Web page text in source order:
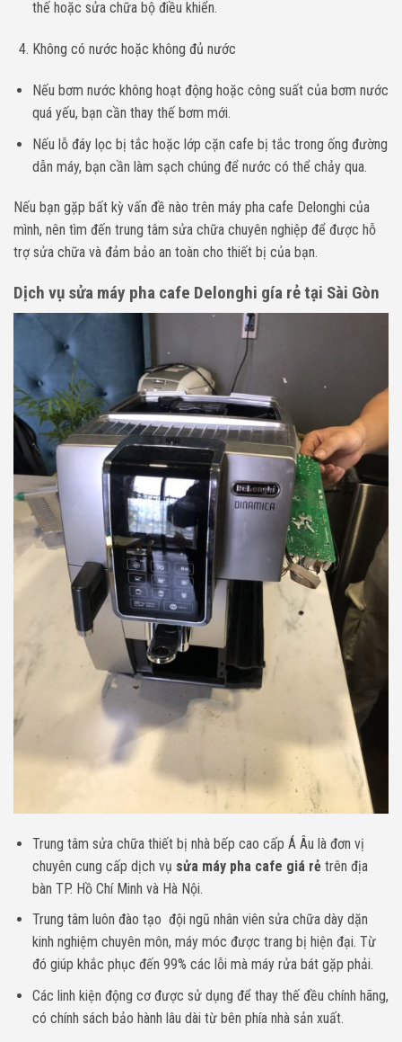
thế hoặc sửa chữa bộ điều khiển.
Không có nước hoặc không đủ nước
Nếu bơm nước không hoạt động hoặc công suất của bơm nước
quá yếu, bạn cần thay thế bơm mới.
Nếu lỗ đáy lọc bị tắc hoặc lớp cặn cafe bị tắc trong ống đường
dẫn máy, bạn cần làm sạch chúng để nước có thể chảy qua.
Nếu bạn gặp bất kỳ vấn đề nào trên máy pha cafe Delonghi của
mình, nên tìm đến trung tâm sửa chữa chuyên nghiệp để được hỗ
trợ sửa chữa và đảm bảo an toàn cho thiết bị của bạn.
Dịch vụ sửa máy pha cafe Delonghi gía rẻ tại Sài Gòn
Trung tâm sửa chữa thiết bị nhà bếp cao cấp Á Âu là đơn vị
chuyên cung cấp dịch vụ sửa máy pha cafe giá rẻtrên địa
bàn TP. Hồ Chí Minh và Hà Nội.
Trung tâm luôn đào tạo đội ngũ nhân viên sửa chữa dày dặn
kinh nghiệm chuyên môn, máy móc được trang bị hiện đại. Từ
đó giúp khắc phục đến 99% các lỗi mà máy rửa bát gặp phải.
Các linh kiện động cơ được sử dụng để thay thế đều chính hãng,
có chính sách bảo hành lâu dài từ bên phía nhà sản xuất.